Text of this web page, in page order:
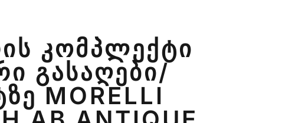
ᲙᲝᲛᲞᲚᲔᲥᲢᲘ
ᲒᲐᲡᲐᲦᲔᲑᲘ/
MORELLI